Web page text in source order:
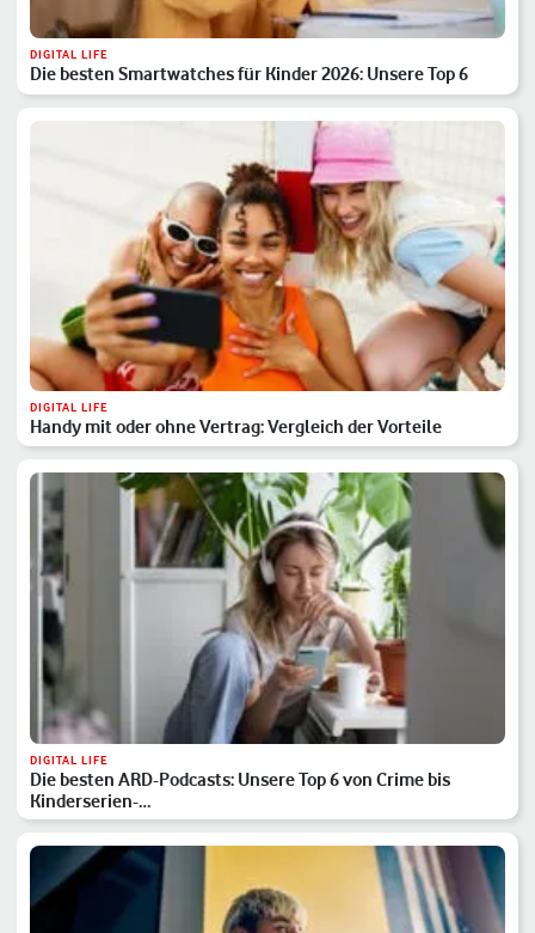
DIGITAL LIFE
Die besten Smartwatches für Kinder 2026: Unsere Top 6
DIGITAL LIFE
Handy mit oder ohne Vertrag: Vergleich der Vorteile
DIGITAL LIFE
Die besten ARD-Podcasts: Unsere Top 6 von Crime bis
Kinderserien-…